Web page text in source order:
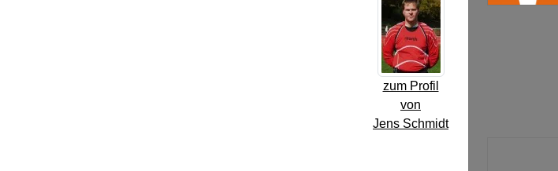
zum Profil
von
Jens Schmidt